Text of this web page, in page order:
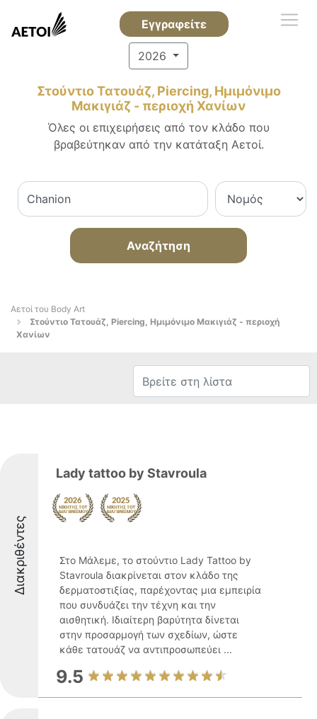
Εγγραφείτε
2026
Στούντιο Τατουάζ, Piercing, Ημιμόνιμο
Μακιγιάζ - περιοχή Χανίων
Όλες οι επιχειρήσεις από τον κλάδο που
βραβεύτηκαν από την κατάταξη Αετοί.
Αναζήτηση
Αετοί του Body Art
Στούντιο Τατουάζ, Piercing, Ημιμόνιμο Μακιγιάζ - περιοχή
Χανίων
Διακριθέντες
Lady tattoo by Stavroula
Στο Μάλεμε, το στούντιο Lady Tattoo by
Stavroula διακρίνεται στον κλάδο της
δερματοστιξίας, παρέχοντας μια εμπειρία
που συνδυάζει την τέχνη και την
αισθητική. Ιδιαίτερη βαρύτητα δίνεται
στην προσαρμογή των σχεδίων, ώστε
κάθε τατουάζ να αντιπροσωπεύει ...
9.5